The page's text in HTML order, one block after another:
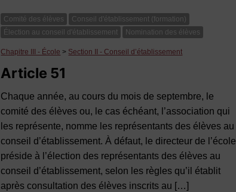
Comité des élèves
Conseil d'établissement (formation)
Élection au conseil d'établissement
Nomination des élèves
Chapitre III - École > Section II - Conseil d’établissement
Article 51
Chaque année, au cours du mois de septembre, le
comité des élèves ou, le cas échéant, l’association qui
les représente, nomme les représentants des élèves au
conseil d’établissement. À défaut, le directeur de l’école
préside à l’élection des représentants des élèves au
conseil d’établissement, selon les règles qu’il établit
après consultation des élèves inscrits au […]